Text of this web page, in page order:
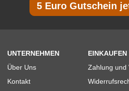
5 Euro Gutschein
UNTERNEHMEN
Über Uns
Kontakt
EINKAUFEN
Zahlung und